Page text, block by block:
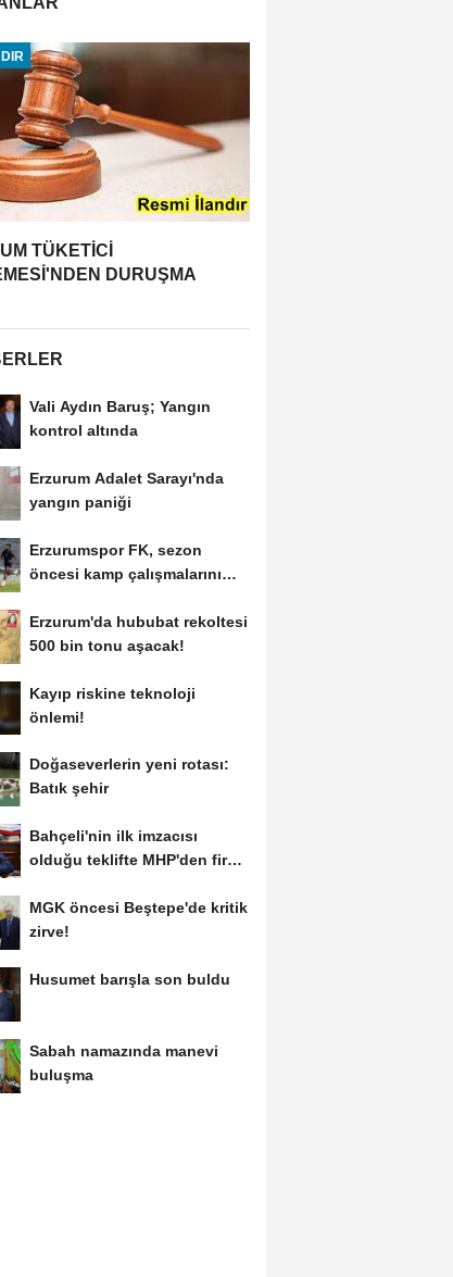
TÜKETİCİ
DURUŞMA
Vali Aydın Baruş; Yangın
kontrol altında
Erzurum Adalet Sarayı'nda
yangın paniği
Erzurumspor FK, sezon
öncesi kamp çalışmalarını
Erzurum'da hububat rekoltesi
500 bin tonu aşacak!
Kayıp riskine teknoloji
önlemi!
Doğaseverlerin yeni rotası:
Batık şehir
Bahçeli'nin ilk imzacısı
olduğu teklifte MHP'den fire
MGK öncesi Beştepe'de kritik
zirve!
Husumet barışla son buldu
Sabah namazında manevi
buluşma